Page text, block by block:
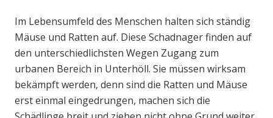
Im Lebensumfeld des Menschen halten sich ständig
Mäuse und Ratten auf. Diese Schadnager finden auf
den unterschiedlichsten Wegen Zugang zum
urbanen Bereich in Unterhöll. Sie müssen wirksam
bekämpft werden, denn sind die Ratten und Mäuse
erst einmal eingedrungen, machen sich die